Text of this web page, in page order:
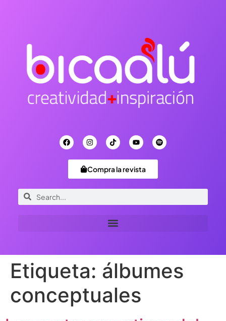
Compra la revista
Etiqueta: álbumes
conceptuales